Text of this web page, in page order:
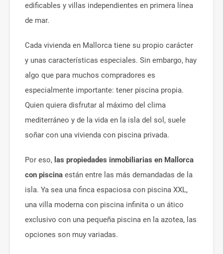
edificables y villas independientes en primera línea
de mar.
Cada vivienda en Mallorca tiene su propio carácter
y unas características especiales. Sin embargo, hay
algo que para muchos compradores es
especialmente importante: tener piscina propia.
Quien quiera disfrutar al máximo del clima
mediterráneo y de la vida en la isla del sol, suele
soñar con una vivienda con piscina privada.
Por eso, las propiedades inmobiliarias en Mallorca
con piscina están entre las más demandadas de la
isla. Ya sea una finca espaciosa con piscina XXL,
una villa moderna con piscina infinita o un ático
exclusivo con una pequeña piscina en la azotea, las
opciones son muy variadas.